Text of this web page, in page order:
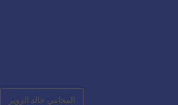
المحامي خالد الزوير